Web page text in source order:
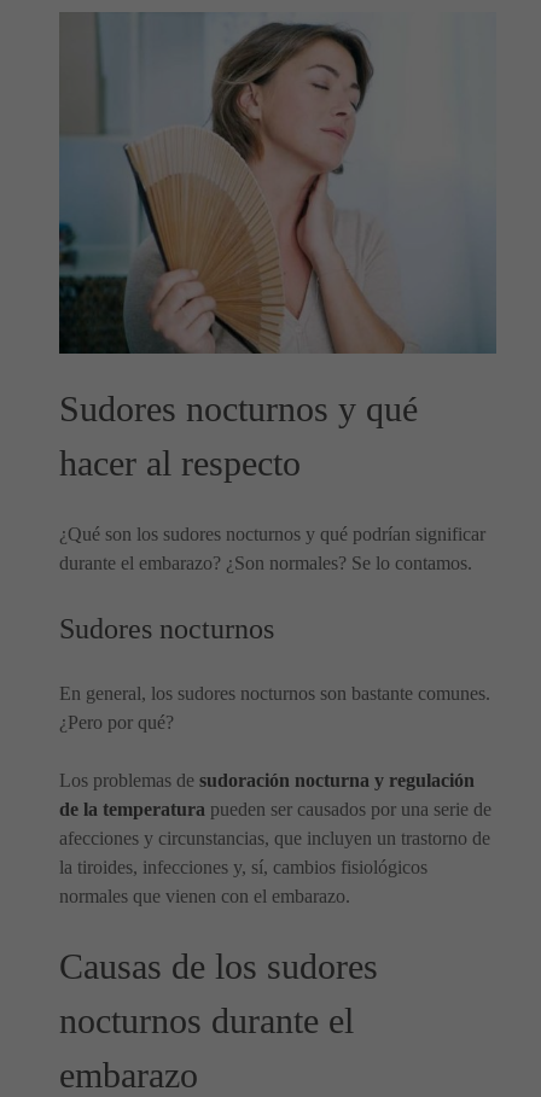
Sudores nocturnos y qué
hacer al respecto
¿Qué son los sudores nocturnos y qué podrían significar
durante el embarazo? ¿Son normales? Se lo contamos.
Sudores nocturnos
En general, los sudores nocturnos son bastante comunes.
¿Pero por qué?
Los problemas de sudoración nocturna y regulación
de la temperatura pueden ser causados ​​por una serie de
afecciones y circunstancias, que incluyen un trastorno de
la tiroides, infecciones y, sí, cambios fisiológicos
normales que vienen con el embarazo.
Causas de los sudores
nocturnos durante el
embarazo